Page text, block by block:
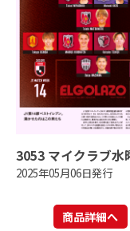
3053 マイクラブ水
2025年05月06日発行
商品詳細へ